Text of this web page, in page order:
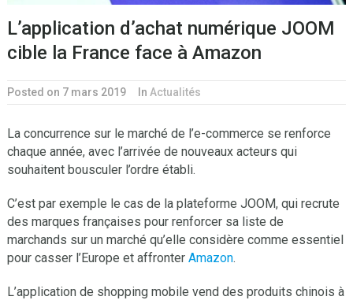
L’application d’achat numérique JOOM
cible la France face à Amazon
Posted on 7 mars 2019 In Actualités
La concurrence sur le marché de l’e-commerce se renforce
chaque année, avec l’arrivée de nouveaux acteurs qui
souhaitent bousculer l’ordre établi.
C’est par exemple le cas de la plateforme JOOM, qui recrute
des marques françaises pour renforcer sa liste de
marchands sur un marché qu’elle considère comme essentiel
pour casser l’Europe et affronter Amazon.
L’application de shopping mobile vend des produits chinois à